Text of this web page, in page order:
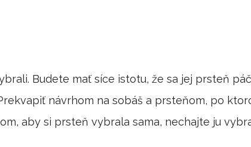
Budete mať síce istotu, že sa jej prsteň
návrhom na sobáš a prsteňom, po
aby si prsteň vybrala sama, nechajte ju